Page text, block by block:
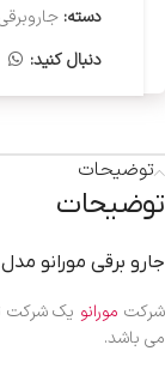
دسته:
دنبال کنید:
توضیحات
توضیحات
جارو برقی مورانو مدل 4500 مشکی لوله کنفی
شرکت مورانو یک شرکت
می باشد.